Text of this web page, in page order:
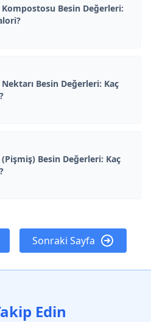
Kompostosu Besin Değerleri:
Nektarı Besin Değerleri: Kaç
(Pişmiş) Besin Değerleri: Kaç
Sonraki Sayfa
Edin